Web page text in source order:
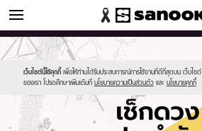
ดูดวง
เว็บไซต์นี้ใช้คุกกี้ เพื่อให้ท่านได้รับประสบการณ์การใช้งานที่ดีที่สุดบน เว็บไซต์
ของเรา โปรดศึกษาเพิ่มเติมที่ นโยบายความเป็นส่วนตัว และ นโยบายคุกกี้
Sanook
//s.isanook.com/sr/0/images/logo-
new-
sanook.png
600
60
//s.isanook.com/ho/0/ud/fxd/day/daily-
horoscope-
monday.jpg